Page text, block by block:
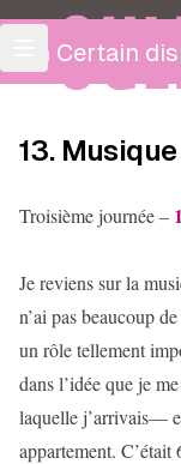
Un Certain
13.
Troisième journée –
Je reviens sur la
n’ai pas beaucoup
un rôle tellement
dans l’idée que je
laquelle j’arrivais—
appartement.